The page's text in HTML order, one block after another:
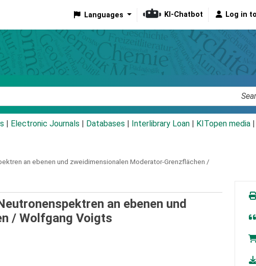
Languages KI-Chatbot Log in
Electronic Journals Databases Interlibrary Loan KITopen media
an ebenen und zweidimensionalen Moderator-Grenzflächen /
an ebenen und
/ Wolfgang Voigts